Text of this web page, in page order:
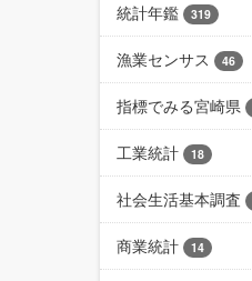
統計年鑑 319
漁業センサス 46
指標でみる宮崎県
工業統計 18
社会生活基本調査
商業統計 14